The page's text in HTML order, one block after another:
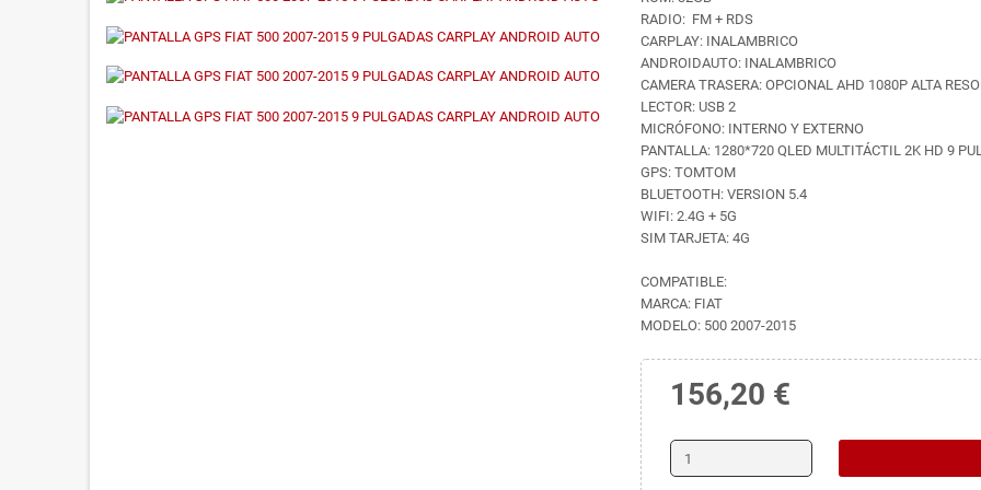
RADIO: FM + RDS
CARPLAY: INALAMBRICO
ANDROIDAUTO: INALAMBRICO
CAMERA TRASERA: OPCIONAL AHD 1080P ALTA
LECTOR: USB 2
MICRÓFONO: INTERNO Y EXTERNO
PANTALLA: 1280*720 QLED MULTITÁCTIL 2K HD 9
GPS: TOMTOM
BLUETOOTH: VERSION 5.4
WIFI: 2.4G + 5G
SIM TARJETA: 4G
COMPATIBLE:
MARCA: FIAT
MODELO: 500 2007-2015
156,20 €